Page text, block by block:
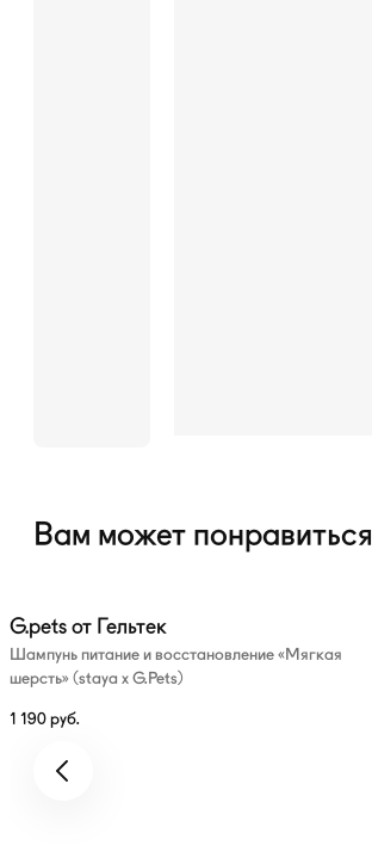
Вам может понравиться
G.pets от Гельтек
Шампунь питание и восстановление «Мягкая
шерсть» (staya х G.Pets)
1 190 руб.